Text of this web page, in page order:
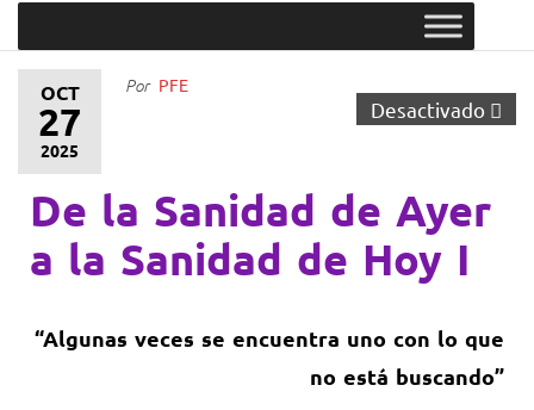
OCT
27
2025
Desactivado
Por PFE
De la Sanidad de Ayer
a la Sanidad de Hoy I
“Algunas veces se encuentra uno con lo que
no está buscando”